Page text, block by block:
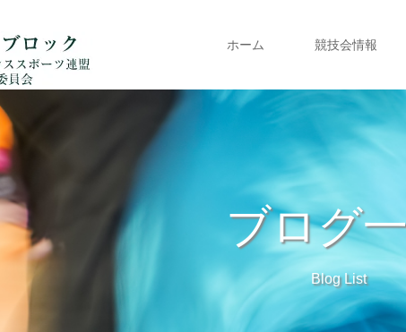
ホーム 競技会情報
ブログ
Blog List